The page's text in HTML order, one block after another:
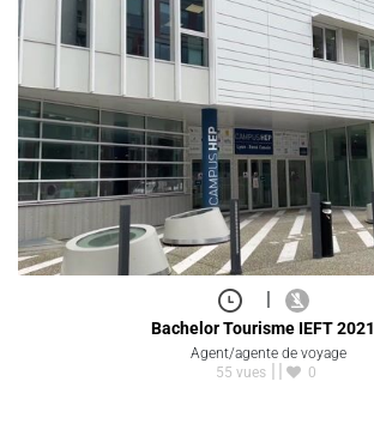
|
Bachelor Tourisme IEFT 2021
Agent/agente de voyage
55 vues
0